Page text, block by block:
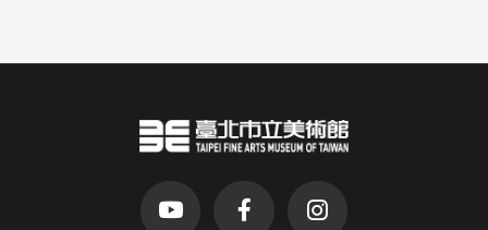
前往Youtube頻道(另開新視窗)
前往Facebook粉絲團(另開新視窗)
前往Instagram粉絲團(另